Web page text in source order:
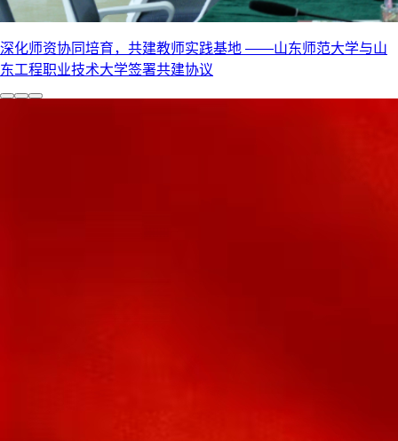
深化师资协同培育，共建教师实践基地 ——山东师范大学与山
东工程职业技术大学签署共建协议